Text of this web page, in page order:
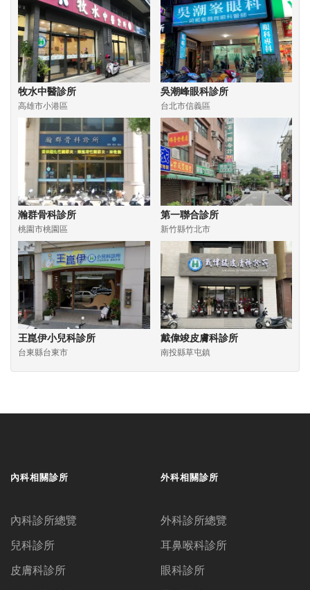
牧水中醫診所
高雄市小港區
吳潮峰眼科診所
台北市信義區
瀚群骨科診所
桃園市桃園區
第一聯合診所
新竹縣竹北市
王崑伊小兒科診所
台東縣台東市
戴偉竣皮膚科診所
南投縣草屯鎮
內科相關診所
內科診所總覽
兒科診所
皮膚科診所
外科相關診所
外科診所總覽
耳鼻喉科診所
眼科診所